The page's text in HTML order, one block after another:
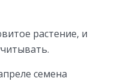
растение, и
семена